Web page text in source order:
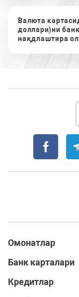
Валюта
доллари)ни
нақдлаштира
Омонатлар
Банк карталари
Кредитлар